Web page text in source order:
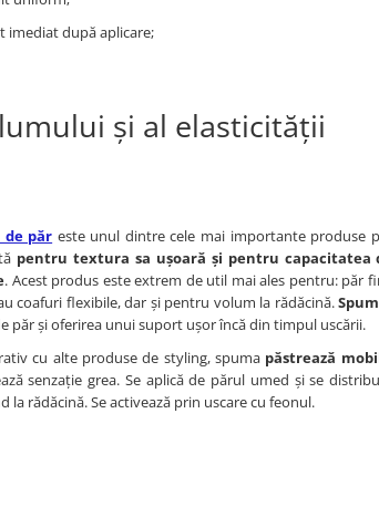
imediat după aplicare;
și al elasticității
de păr este unul dintre cele mai importante produse
pentru textura sa ușoară și pentru capacitatea
. Acest produs este extrem de util mai ales pentru: păr
coafuri flexibile, dar și pentru volum la rădăcină.
păr și oferirea unui suport ușor încă din timpul uscării.
cu alte produse de styling, spuma păstrează
senzație grea. Se aplică de părul umed și se
la rădăcină. Se activează prin uscare cu feonul.